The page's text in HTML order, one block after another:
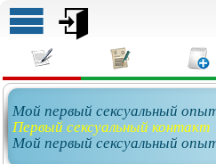
Мой первый сексуальный
Первый сексуальный контакт
Мой первый сексуальный